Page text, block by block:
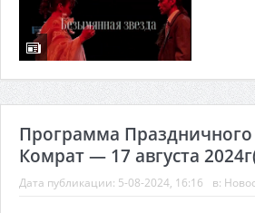
Программа
Комрат — 17 августа
Дата публикации: 5-08-2024, 16:16 в: